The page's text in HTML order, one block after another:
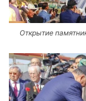
Открытие